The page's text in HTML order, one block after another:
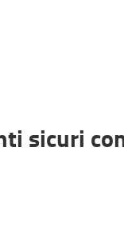
sicuri